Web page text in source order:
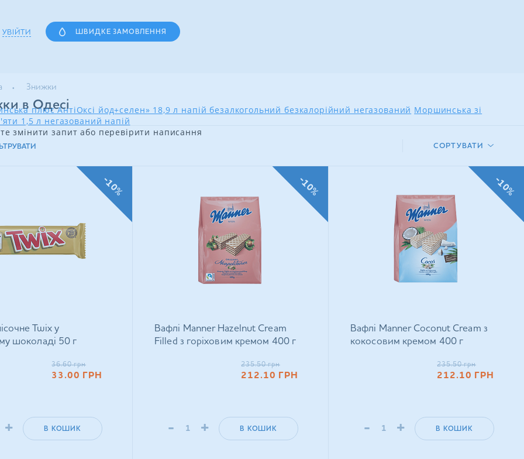
УВІЙТИ ШВИДКЕ ЗАМОВЛЕННЯ
плюс АнтіОксі йод+селен» 18,9 л напій безалкогольний безкалорійний негазований Моршинська зі
1,5 л негазований напій
змінити запит або перевірити написання
Знижки
в Одесі
СОРТУВАТИ
Twix у
шоколаді 50 г
36.60 грн
33.00 ГРН
+ В КОШИК
-10%
Вафлі Manner Hazelnut Cream
Filled з горіховим кремом 400 г
235.50 грн
212.10 ГРН
- + В КОШИК
-10%
Вафлі Manner Coconut Cream з
кокосовим кремом 400 г
235.50 грн
212.10 ГРН
- + В КОШИК
-10%